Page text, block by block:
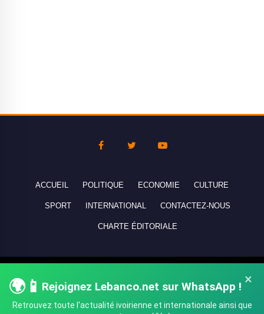
×
🌍📱 Rejoignez Lebanco.net sur WhatsApp !
Retrouvez toute l'actualité ivoirienne et internationale ainsi que
ACCUEIL POLITIQUE ECONOMIE CULTURE
SPORT INTERNATIONAL CONTACTEZ-NOUS
CHARTE ÉDITORIALE
réservés - All rights reserved.